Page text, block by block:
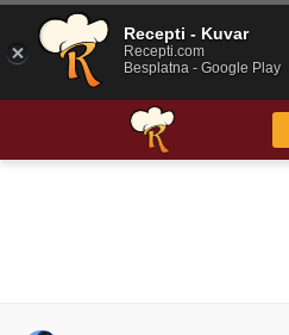
Recepti - Kuvar
Recepti.com
Besplatna - Google Play